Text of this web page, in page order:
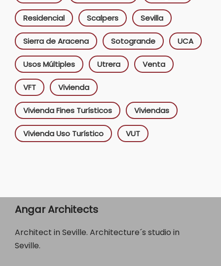
Residencial Scalpers Sevilla
Sierra de Aracena Sotogrande UCA
Usos Múltiples Utrera Venta
VFT Vivienda
Vivienda Fines Turísticos Viviendas
Vivienda Uso Turístico VUT
Angar Architects
Architect in Seville. Architecture´s studio in
Seville.